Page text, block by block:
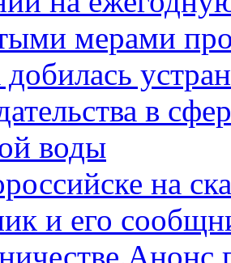
мерами
добилась
в
воды
на
и его